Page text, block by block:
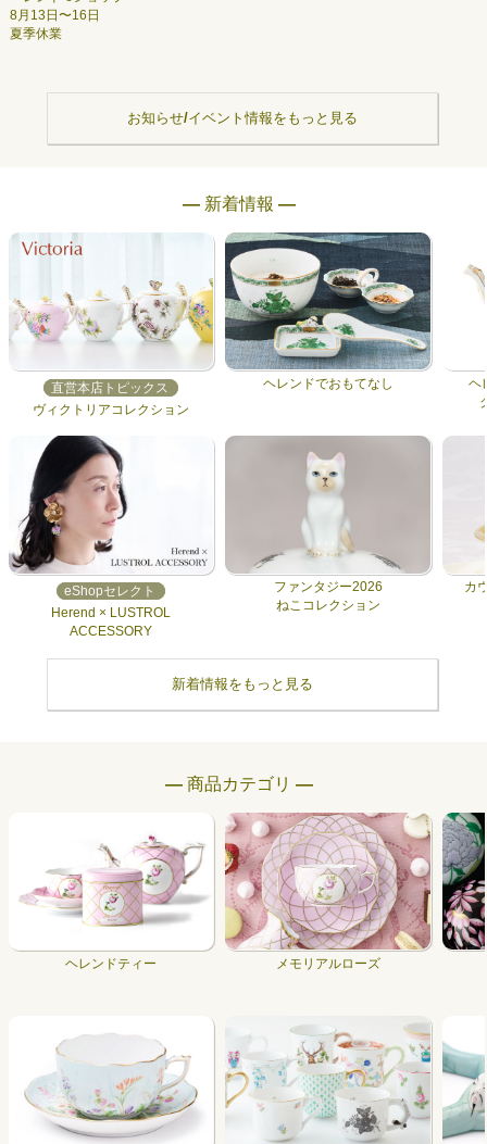
8月13日〜16日
夏季休業
お知らせ/イベント情報をもっと見る
― 新着情報 ―
直営本店トピックス
ヴィクトリアコレクション
eShopセレクト
Herend × LUSTROL
ACCESSORY
ヘレンドでおもてなし
ファンタジー2026
ねこコレクション
ヘ
カ
新着情報をもっと見る
― 商品カテゴリ ―
ヘレンドティー メモリアルローズ